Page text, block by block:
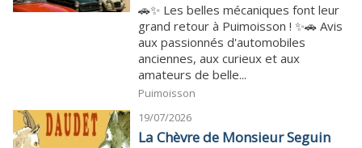
🚗✨ Les belles mécaniques font leur
grand retour à Puimoisson ! ✨🚗 Avis
aux passionnés d'automobiles
anciennes, aux curieux et aux
amateurs de belle...
Puimoisson
19/07/2026
La Chèvre de Monsieur Seguin